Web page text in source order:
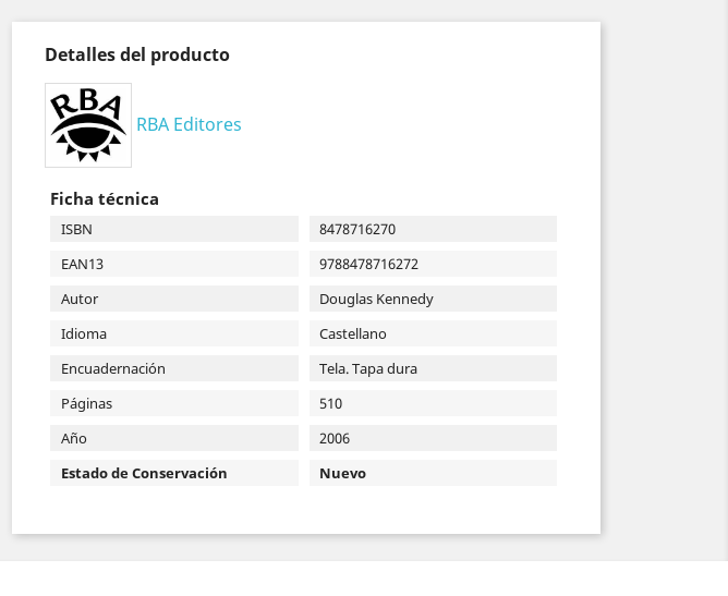
Detalles del producto
RBA Editores
Ficha técnica
ISBN
8478716270
EAN13
9788478716272
Autor
Douglas Kennedy
Idioma
Castellano
Encuadernación
Tela. Tapa dura
Páginas
510
Año
2006
Estado de Conservación
Nuevo